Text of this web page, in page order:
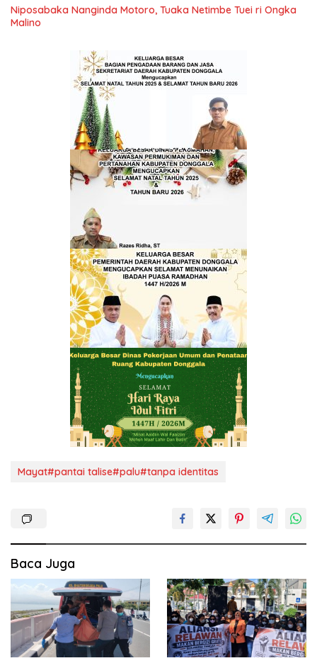
Niposabaka Nanginda Motoro, Tuaka Netimbe Tuei ri Ongka
Malino
Mayat#pantai talise#palu#tanpa identitas
Baca Juga